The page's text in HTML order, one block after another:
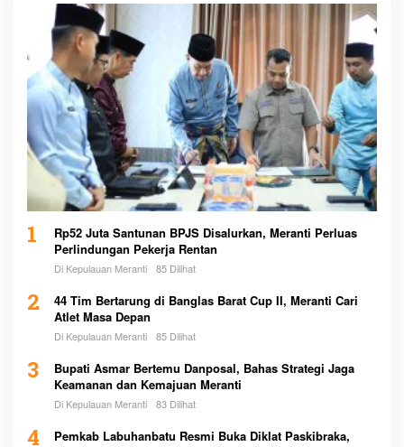
1
Rp52 Juta Santunan BPJS Disalurkan, Meranti Perluas
Perlindungan Pekerja Rentan
Di Kepulauan Meranti 85 Dilihat
2
44 Tim Bertarung di Banglas Barat Cup II, Meranti Cari
Atlet Masa Depan
Di Kepulauan Meranti 85 Dilihat
3
Bupati Asmar Bertemu Danposal, Bahas Strategi Jaga
Keamanan dan Kemajuan Meranti
Di Kepulauan Meranti 83 Dilihat
4
Pemkab Labuhanbatu Resmi Buka Diklat Paskibraka,